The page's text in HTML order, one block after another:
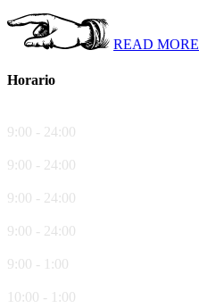
READ MORE
Horario
9:00 - 24:00
9:00 - 24:00
9:00 - 24:00
9:00 - 24:00
9:00 - 1:00
10:00 - 1:00